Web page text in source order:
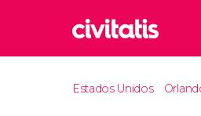
Estados Unidos